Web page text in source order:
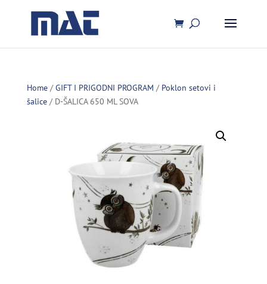
Home/GIFT I PRIGODNI PROGRAM / Poklon setovi i
šalice/ D-ŠALICA 650 ML SOVA